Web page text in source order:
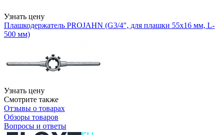
Узнать цену
Плашкодержатель PROJAHN (G3/4", для плашки 55х16 мм, L-
500 мм)
Узнать цену
Смотрите также
Отзывы о товарах
Обзоры товаров
Вопросы и ответы